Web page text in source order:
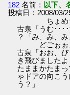
182 名前： 以下、
投稿日：2008/03/
ちょめち
古泉「うむ･･･
？「み、み、
どごぉぉ
古泉「おお、
き飛びました
たままかたま
ゃドアの向こ
う？」